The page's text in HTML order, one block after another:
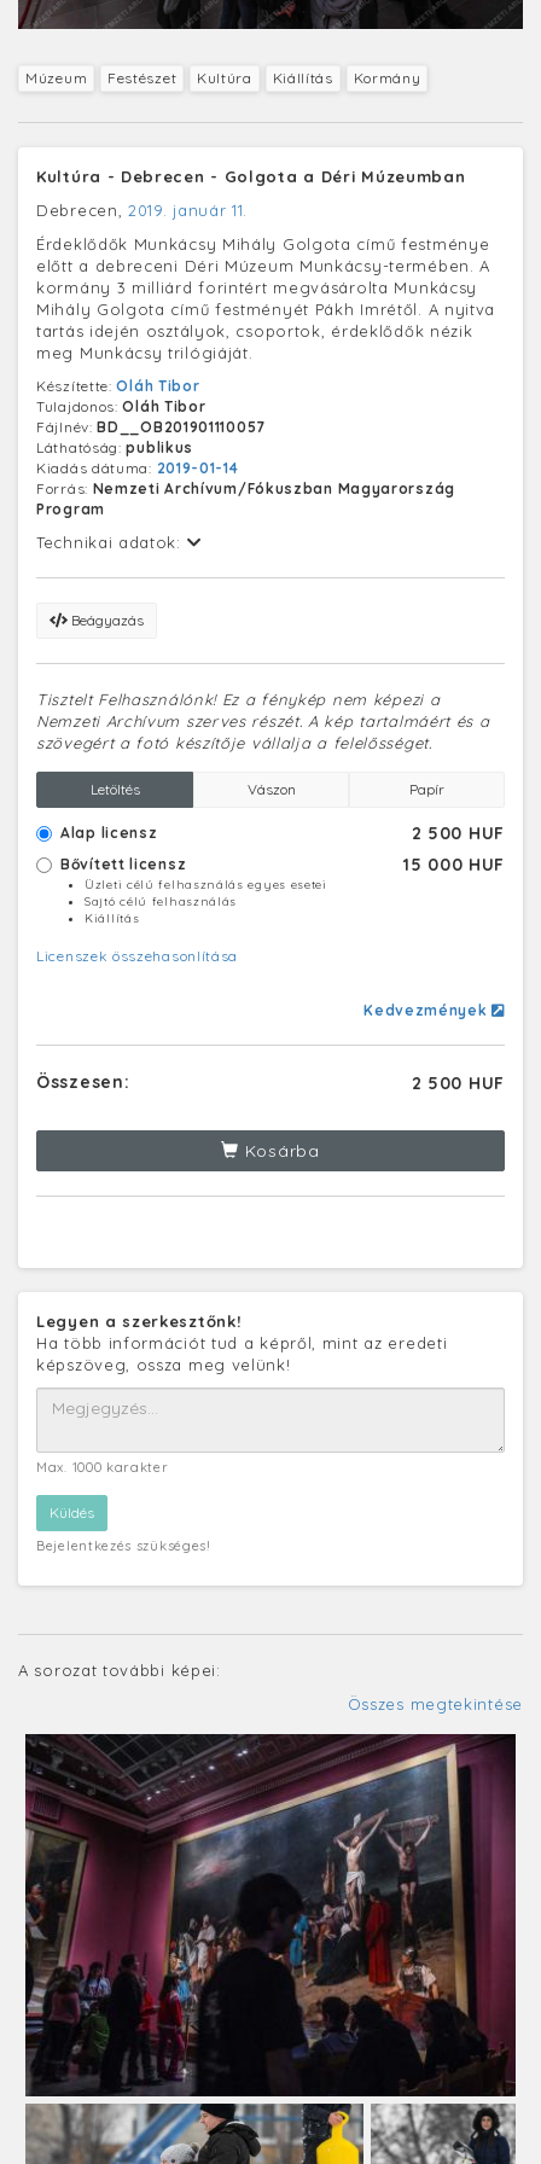
Múzeum Festészet Kultúra Kiállítás Kormány
Kultúra - Debrecen - Golgota a Déri Múzeumban
Debrecen, 2019. január 11.
Érdeklődők Munkácsy Mihály Golgota című festménye
előtt a debreceni Déri Múzeum Munkácsy-termében. A
kormány 3 milliárd forintért megvásárolta Munkácsy
Mihály Golgota című festményét Pákh Imrétől. A nyitva
tartás idején osztályok, csoportok, érdeklődők nézik
meg Munkácsy trilógiáját.
Készítette:Oláh Tibor
Tulajdonos:Oláh Tibor
Fájlnév:BD__OB201901110057
Láthatóság:publikus
Kiadás dátuma: 2019-01-14
Forrás: Nemzeti Archívum/Fókuszban Magyarország
Program
Technikai adatok:
Beágyazás
Tisztelt Felhasználónk! Ez a fénykép nem képezi a
Nemzeti Archívum szerves részét. A kép tartalmáért és a
szövegért a fotó készítője vállalja a felelősséget.
Letöltés Vászon Papír
Alap licensz 2 500 HUF
Bővített licensz 15 000 HUF
Üzleti célú felhasználás egyes esetei
Sajtó célú felhasználás
Kiállítás
Licenszek összehasonlítása
Kedvezmények
Összesen: 2 500 HUF
Kosárba
Legyen a szerkesztőnk!
Ha több információt tud a képről, mint az eredeti
képszöveg, ossza meg velünk!
Max. 1000 karakter
Bejelentkezés szükséges!
A sorozat további képei:
Összes megtekintése